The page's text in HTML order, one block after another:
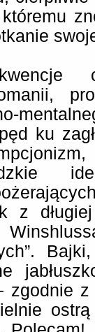
ku
z
zgodnie